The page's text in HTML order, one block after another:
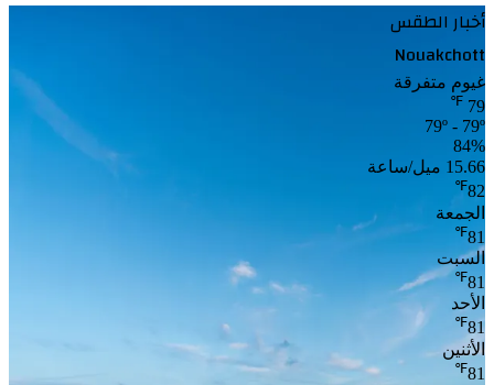
أخبار الطقس
Nouakchott
غيوم متفرقة
79
℉
79º - 79º
84%
15.66 ميل/ساعة
82
℉
الجمعة
81
℉
السبت
81
℉
الأحد
81
℉
الأثنين
81
℉